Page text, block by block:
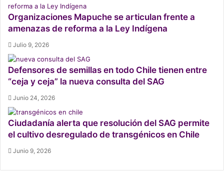
Organizaciones Mapuche se articulan frente a
amenazas de reforma a la Ley Indígena
Julio 9, 2026
Defensores de semillas en todo Chile tienen entre
“ceja y ceja” la nueva consulta del SAG
Junio 24, 2026
Ciudadanía alerta que resolución del SAG permite
el cultivo desregulado de transgénicos en Chile
Junio 9, 2026